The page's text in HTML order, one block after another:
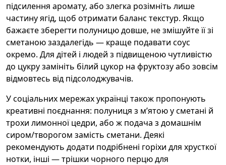
підсилення аромату, або злегка розімніть лише
частину ягід, щоб отримати баланс текстур. Якщо
бажаєте зберегти полуницю довше, не змішуйте її зі
сметаною заздалегідь — краще подавати соус
окремо. Для дітей і людей з підвищеною чутливістю
до цукру замініть білий цукор на фруктозу або зовсім
відмовтесь від підсолоджувачів.
У соціальних мережах українці також пропонують
креативні поєднання: полуниця з м’ятою у сметані й
трохи лимонної цедри, або ж подача з домашнім
сиром/творогом замість сметани. Деякі
рекомендують додати подрібнені горіхи для хрусткої
нотки, інші — трішки чорного перцю для